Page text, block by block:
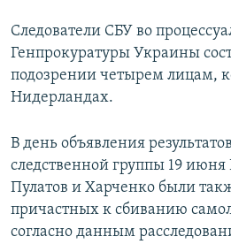
Следователи СБУ во
Генпрокуратуры Украины
подозрении четырем лицам,
Нидерландах.
В день объявления
следственной группы 19
Пулатов и Харченко были
причастных к сбиванию
согласно данным